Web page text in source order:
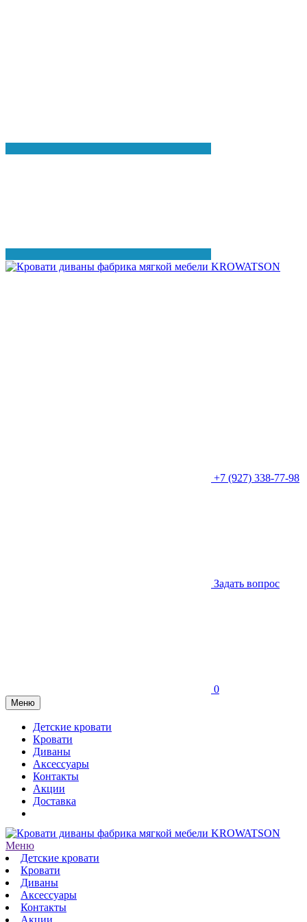
+7 (927) 338-77-98
Задать вопрос
0
Меню
Детские кровати
Кровати
Диваны
Аксессуары
Контакты
Акции
Доставка
Меню
Детские кровати
Кровати
Диваны
Аксессуары
Контакты
Акции